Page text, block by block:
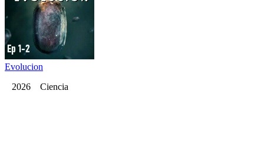
Evolucion
2026 Ciencia